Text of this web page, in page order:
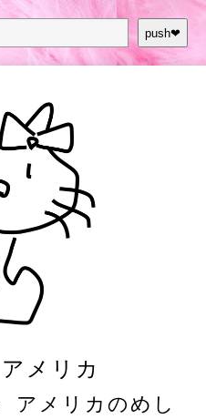
push❤︎
アメリカ
アメリカのめし